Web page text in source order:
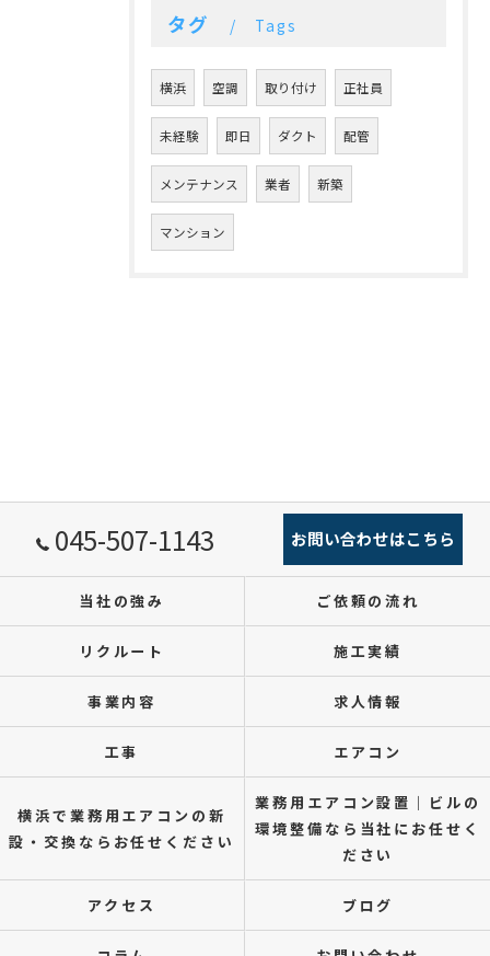
タグ Tags
横浜 空調 取り付け 正社員
未経験 即日 ダクト 配管
メンテナンス 業者 新築
マンション
045-507-1143 お問い合わせはこちら
当社の強み ご依頼の流れ
リクルート 施工実績
事業内容 求人情報
工事 エアコン
横浜で業務用エアコンの新
設・交換ならお任せください
業務用エアコン設置｜ビルの
環境整備なら当社にお任せく
ださい
アクセス ブログ